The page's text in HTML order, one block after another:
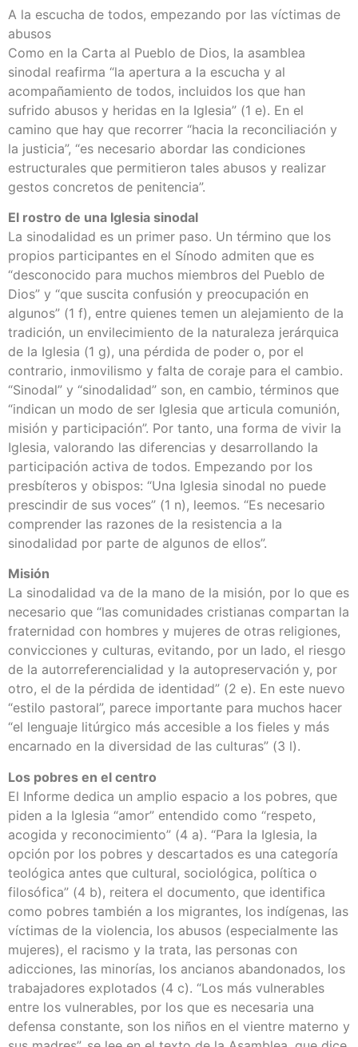
A la escucha de todos, empezando por las víctimas de
abusos
Como en la Carta al Pueblo de Dios, la asamblea
sinodal reafirma “la apertura a la escucha y al
acompañamiento de todos, incluidos los que han
sufrido abusos y heridas en la Iglesia” (1 e). En el
camino que hay que recorrer “hacia la reconciliación y
la justicia”, “es necesario abordar las condiciones
estructurales que permitieron tales abusos y realizar
gestos concretos de penitencia”.
El rostro de una Iglesia sinodal
La sinodalidad es un primer paso. Un término que los
propios participantes en el Sínodo admiten que es
“desconocido para muchos miembros del Pueblo de
Dios” y “que suscita confusión y preocupación en
algunos” (1 f), entre quienes temen un alejamiento de la
tradición, un envilecimiento de la naturaleza jerárquica
de la Iglesia (1 g), una pérdida de poder o, por el
contrario, inmovilismo y falta de coraje para el cambio.
“Sinodal” y “sinodalidad” son, en cambio, términos que
“indican un modo de ser Iglesia que articula comunión,
misión y participación”. Por tanto, una forma de vivir la
Iglesia, valorando las diferencias y desarrollando la
participación activa de todos. Empezando por los
presbíteros y obispos: “Una Iglesia sinodal no puede
prescindir de sus voces” (1 n), leemos. “Es necesario
comprender las razones de la resistencia a la
sinodalidad por parte de algunos de ellos”.
Misión
La sinodalidad va de la mano de la misión, por lo que es
necesario que “las comunidades cristianas compartan la
fraternidad con hombres y mujeres de otras religiones,
convicciones y culturas, evitando, por un lado, el riesgo
de la autorreferencialidad y la autopreservación y, por
otro, el de la pérdida de identidad” (2 e). En este nuevo
“estilo pastoral”, parece importante para muchos hacer
“el lenguaje litúrgico más accesible a los fieles y más
encarnado en la diversidad de las culturas” (3 l).
Los pobres en el centro
El Informe dedica un amplio espacio a los pobres, que
piden a la Iglesia “amor” entendido como “respeto,
acogida y reconocimiento” (4 a). “Para la Iglesia, la
opción por los pobres y descartados es una categoría
teológica antes que cultural, sociológica, política o
filosófica” (4 b), reitera el documento, que identifica
como pobres también a los migrantes, los indígenas, las
víctimas de la violencia, los abusos (especialmente las
mujeres), el racismo y la trata, las personas con
adicciones, las minorías, los ancianos abandonados, los
trabajadores explotados (4 c). “Los más vulnerables
entre los vulnerables, por los que es necesaria una
defensa constante, son los niños en el vientre materno y